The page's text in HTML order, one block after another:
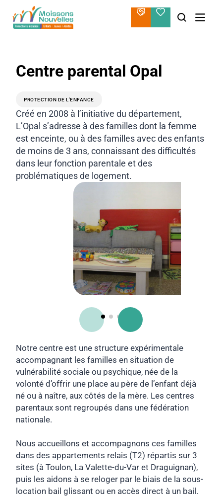
contenu
Centre parental Opal
PROTECTION DE L'ENFANCE
Créé en 2008 à l’initiative du département,
L’Opal s’adresse à des familles dont la femme
est enceinte, ou à des familles avec des enfants
de moins de 3 ans, connaissant des difficultés
dans leur fonction parentale et des
problématiques de logement.
Notre centre est une structure expérimentale
accompagnant les familles en situation de
vulnérabilité sociale ou psychique, née de la
volonté d’offrir une place au père de l’enfant déjà
né ou à naître, aux côtés de la mère. Les centres
parentaux sont regroupés dans une fédération
nationale.
Nous accueillons et accompagnons ces familles
dans des appartements relais (T2) répartis sur 3
sites (à Toulon, La Valette-du-Var et Draguignan),
puis les aidons à se reloger par le biais de la sous-
location bail glissant ou en accès direct à un bail.